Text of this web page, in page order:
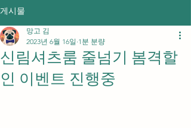
게시물
신림셔츠룸 줄넘기 봄격할
인 이벤트 진행중
망고 김
2023년 6월 16일 1분 분량